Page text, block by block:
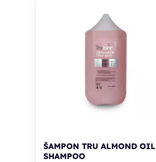
ŠAMPON TRU ALMOND OIL
SHAMPOO